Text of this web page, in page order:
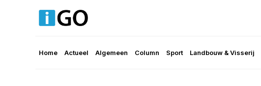
Home Actueel Algemeen Column Sport Landbouw & Visserij